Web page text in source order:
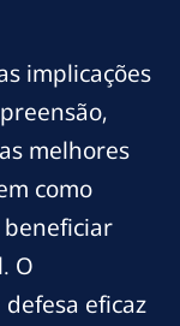
implicações
melhores
como
O
eficaz